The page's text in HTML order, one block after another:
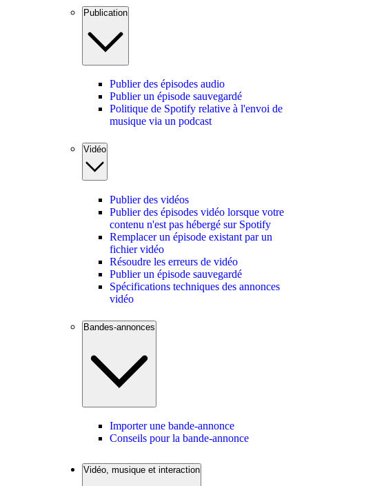
Publication
Publier des épisodes audio
Publier un épisode sauvegardé
Politique de Spotify relative à l'envoi de
musique via un podcast
Vidéo
Publier des vidéos
Publier des épisodes vidéo lorsque votre
contenu n'est pas hébergé sur Spotify
Remplacer un épisode existant par un
fichier vidéo
Résoudre les erreurs de vidéo
Publier un épisode sauvegardé
Spécifications techniques des annonces
vidéo
Bandes-annonces
Importer une bande-annonce
Conseils pour la bande-annonce
Vidéo, musique et interaction